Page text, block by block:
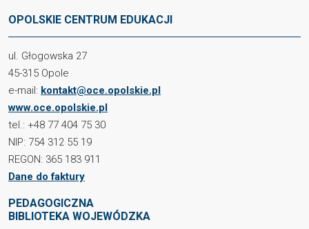
OPOLSKIE CENTRUM EDUKACJI
ul. Głogowska 27
45-315 Opole
e-mail: kontakt@oce.opolskie.pl
www.oce.opolskie.pl
tel.: +48 77 404 75 30
NIP: 754 312 55 19
REGON: 365 183 911
Dane do faktury
PEDAGOGICZNA
BIBLIOTEKA WOJEWÓDZKA